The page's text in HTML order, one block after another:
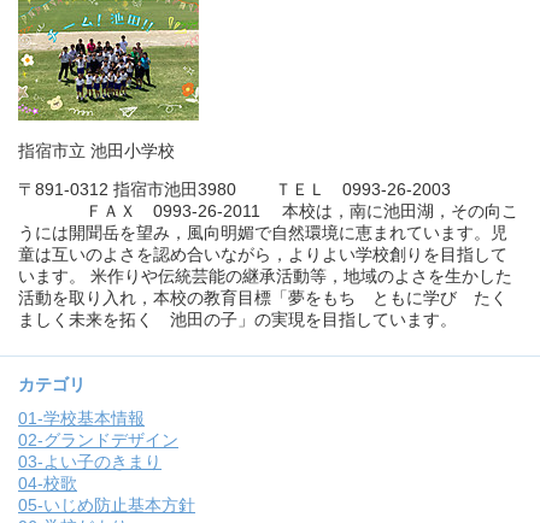
指宿市立 池田小学校
〒891-0312 指宿市池田3980 ＴＥＬ 0993-26-2003
ＦＡＸ 0993-26-2011 本校は，南に池田湖，その向こ
うには開聞岳を望み，風向明媚で自然環境に恵まれています。児
童は互いのよさを認め合いながら，よりよい学校創りを目指して
います。 米作りや伝統芸能の継承活動等，地域のよさを生かした
活動を取り入れ，本校の教育目標「夢をもち ともに学び たく
ましく未来を拓く 池田の子」の実現を目指しています。
カテゴリ
01-学校基本情報
02-グランドデザイン
03-よい子のきまり
04-校歌
05-いじめ防止基本方針